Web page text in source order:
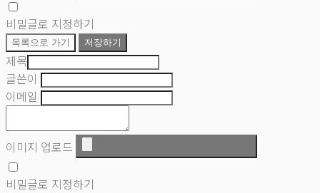
비밀글로 지정하기
목록으로 가기 저장하기
제목
글쓴이
이메일
이미지 업로드
비밀글로 지정하기